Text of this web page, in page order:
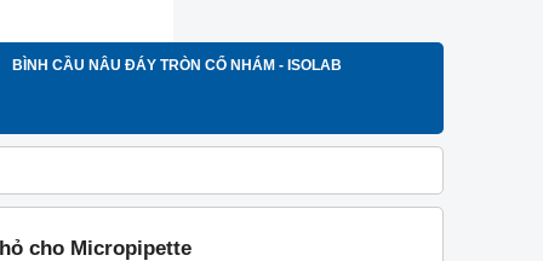
BÌNH CẦU NÂU ĐÁY TRÒN CỔ NHÁM - ISOLAB
cho Micropipette